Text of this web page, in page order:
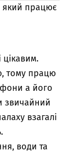
який працює
тому працю
а його
звичайний
взагалі
води та